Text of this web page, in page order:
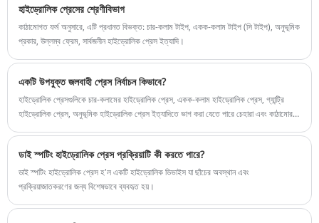
হাইড্রোলিক প্রেসের শ্রেণীবিভাগ
কাঠামোগত ফর্ম অনুসারে, এটি প্রধানত বিভক্ত: চার-কলাম টাইপ, একক-কলাম টাইপ (সি টাইপ), অনুভূমিক
প্রকার, উল্লম্ব ফ্রেম, সার্বজনীন হাইড্রোলিক প্রেস ইত্যাদি।
একটি উপযুক্ত জলবাহী প্রেস নির্বাচন কিভাবে?
হাইড্রোলিক প্রেসগুলিকে চার-কলামের হাইড্রোলিক প্রেস, একক-কলাম হাইড্রোলিক প্রেস, গ্যান্ট্রি
হাইড্রোলিক প্রেস, অনুভূমিক হাইড্রোলিক প্রেস ইত্যাদিতে ভাগ করা যেতে পারে চেহারা এবং কাঠামোর
ডাই স্পটিং হাইড্রোলিক প্রেস প্রক্রিয়াটি কী করতে পারে?
ডাই স্পটিং হাইড্রোলিক প্রেস হ'ল একটি হাইড্রোলিক ডিভাইস যা ছাঁচের অবস্থান এবং
প্রক্রিয়াজাতকরণের জন্য বিশেষভাবে ব্যবহৃত হয়।